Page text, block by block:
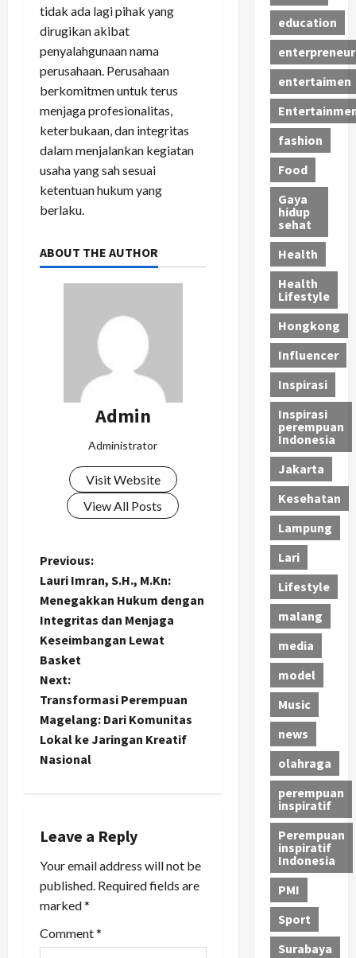
tidak ada lagi pihak yang
dirugikan akibat
penyalahgunaan nama
perusahaan. Perusahaan
berkomitmen untuk terus
menjaga profesionalitas,
keterbukaan, dan integritas
dalam menjalankan kegiatan
usaha yang sah sesuai
ketentuan hukum yang
berlaku.
ABOUT THE AUTHOR
Admin
Administrator
Visit Website
View All Posts
P
o
s
t
n
a
v
g
a
t
i
Previous:
Lauri Imran, S.H., M.Kn:
Menegakkan Hukum dengan
Integritas dan Menjaga
Keseimbangan Lewat
Basket
Next:
Transformasi Perempuan
Magelang: Dari Komunitas
Lokal ke Jaringan Kreatif
Nasional
Leave a Reply
Your email address will not be
published. Required fields are
marked*
Comment*
education
enterpreneur
entertaimen
fashion
Food
Gaya
hidup
sehat
Health
Health
Lifestyle
Hongkong
Influencer
Inspirasi
Inspirasi
perempuan
Indonesia
Jakarta
Kesehatan
Lampung
Lari
Lifestyle
malang
media
model
Music
news
olahraga
perempuan
inspiratif
Perempuan
inspiratif
Indonesia
PMI
Sport
Surabaya